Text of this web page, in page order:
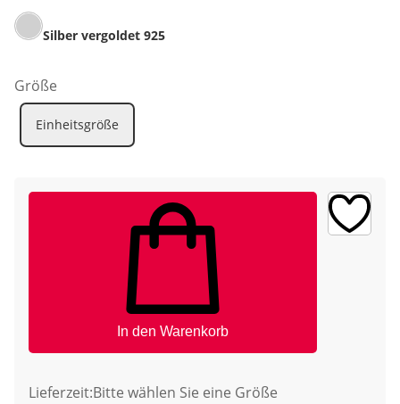
Silber vergoldet 925
Größe
Einheitsgröße
In den Warenkorb
Lieferzeit:Bitte wählen Sie eine Größe